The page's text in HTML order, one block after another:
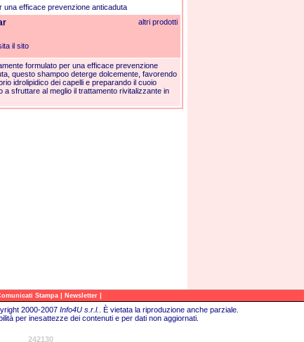
una efficace prevenzione anticaduta
altri prodotti
il sito
formulato per una efficace prevenzione
questo shampoo deterge dolcemente, favorendo
idrolipidico dei capelli e preparando il cuoio
a sfruttare al meglio il trattamento rivitalizzante in
Stampa | Newsletter |
2000-2007 Info4U s.r.l.
È vietata la riproduzione anche parziale.
per inesattezze dei contenuti e per dati non aggiornati.
242130